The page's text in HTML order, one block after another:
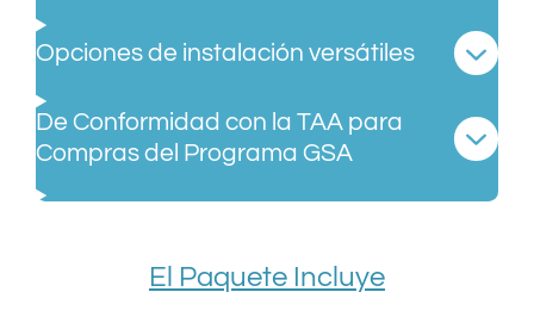
Opciones de instalación versátiles
De Conformidad con la TAA para
Compras del Programa GSA
El Paquete Incluye